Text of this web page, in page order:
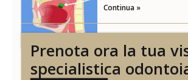
Continua »
Prenota ora la tua
specialistica